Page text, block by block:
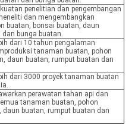
penelitian dan pengembangan
dan mengembangkan
buatan, bonsai buatan, daun
bunga buatan.
dari 10 tahun pengalaman
tanaman buatan, pohon
daun buatan, rumput buatan dan
dari 3000 proyek tanaman buatan
perawatan tahan api dan
tanaman buatan, pohon
daun buatan, rumput buatan dan